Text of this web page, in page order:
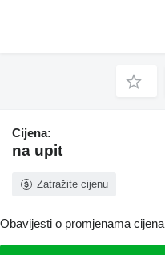
Cijena:
na upit
Zatražite cijenu
Obavijesti o promjenama cijena